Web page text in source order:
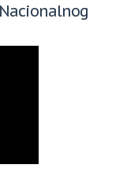
Nacionalnog